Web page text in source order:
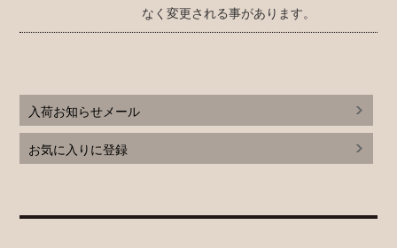
なく変更される事があります。
入荷お知らせメール
お気に入りに登録